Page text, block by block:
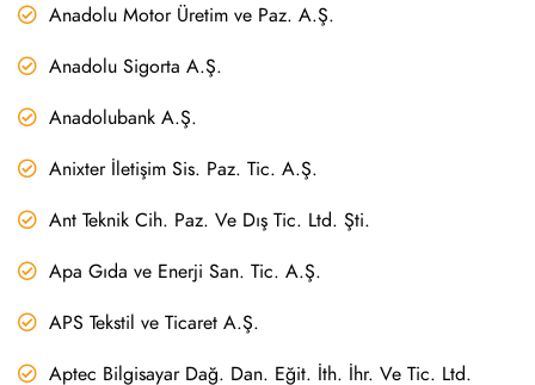
Anadolu Motor Üretim ve Paz. A.Ş.
Anadolu Sigorta A.Ş.
Anadolubank A.Ş.
Anixter İletişim Sis. Paz. Tic. A.Ş.
Ant Teknik Cih. Paz. Ve Dış Tic. Ltd. Şti.
Apa Gıda ve Enerji San. Tic. A.Ş.
APS Tekstil ve Ticaret A.Ş.
Aptec Bilgisayar Dağ. Dan. Eğit. İth. İhr. Ve Tic. Ltd.